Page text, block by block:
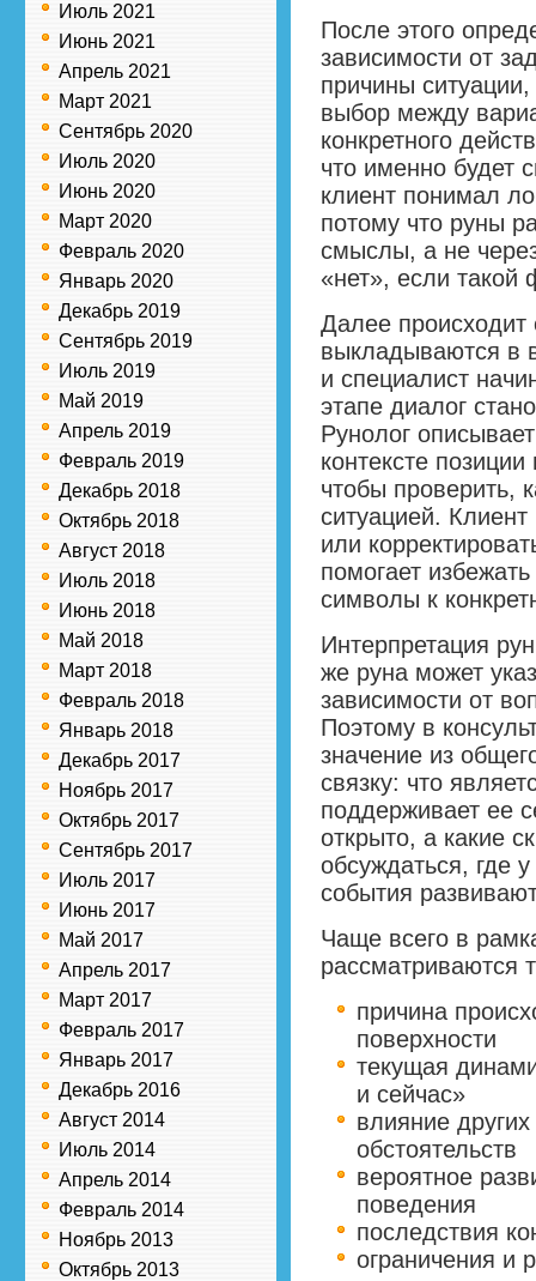
Июль 2021
Июнь 2021
Апрель 2021
Март 2021
Сентябрь 2020
Июль 2020
Июнь 2020
Март 2020
Февраль 2020
Январь 2020
Декабрь 2019
Сентябрь 2019
Июль 2019
Май 2019
Апрель 2019
Февраль 2019
Декабрь 2018
Октябрь 2018
Август 2018
Июль 2018
Июнь 2018
Май 2018
Март 2018
Февраль 2018
Январь 2018
Декабрь 2017
Ноябрь 2017
Октябрь 2017
Сентябрь 2017
Июль 2017
Июнь 2017
Май 2017
Апрель 2017
Март 2017
Февраль 2017
Январь 2017
Декабрь 2016
Август 2014
Июль 2014
Апрель 2014
Февраль 2014
Ноябрь 2013
Октябрь 2013
После этого
зависимости от
причины
выбор между
конкретного
что именно будет
клиент понимал
потому что руны
смыслы, а не
«нет», если такой
Далее
выкладываются в
и специалист
этапе диалог
Рунолог
контексте
чтобы проверить,
ситуацией.
или
помогает
символы к
Интерпретация
же руна может
зависимости от
Поэтому в
значение из
связку: что
поддерживает ее
открыто, а какие
обсуждаться, где
события
Чаще всего в
рассматриваются
причина
поверхности
текущая
и сейчас»
влияние
обстоятельств
вероятное
поведения
последствия
ограничения и